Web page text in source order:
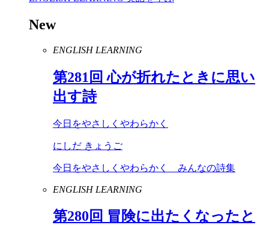
New
ENGLISH LEARNING
第281 回 心が折れたときに思い
出す詩
今日をやさしくやわらかく
にしだ きょうご
今日をやさしくやわらかく みんなの詩集
ENGLISH LEARNING
第280回 冒険に出たくなったと